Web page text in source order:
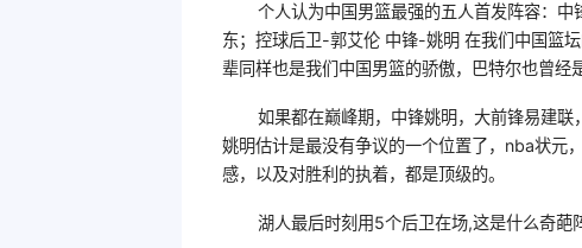
个人认为中国男篮最强的五人首发阵容：
东；控球后卫-郭艾伦 中锋-姚明 在我们中国篮
辈同样也是我们中国男篮的骄傲，巴特尔也曾经
如果都在巅峰期，中锋姚明，大前锋易建
姚明估计是最没有争议的一个位置了，nba状元
感，以及对胜利的执着，都是顶级的。
湖人最后时刻用5个后卫在场,这是什么奇葩